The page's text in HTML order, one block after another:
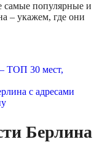
самые популярные и
– укажем, где они
ТОП 30 мест,
с адресами
Берлина